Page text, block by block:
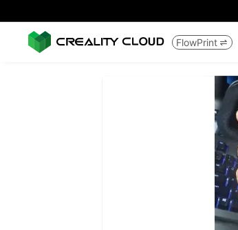
FlowPrint 